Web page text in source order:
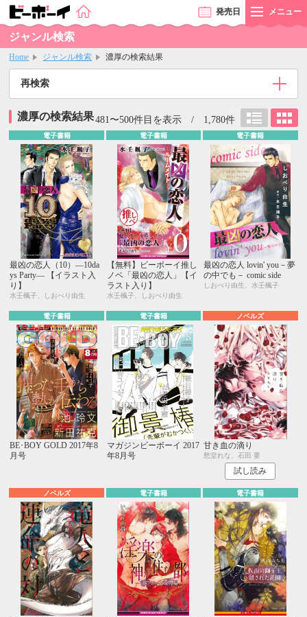
発売日 メニュー
ジャンル検索
Home ジャンル検索 濃厚の検索結果
再検索
濃厚の検索結果481〜500件目を表示 / 1,780件
電子書籍
最凶の恋人（10）―10da
ys Party― 【イラスト入
り】
水壬楓子、しおべり由生
電子書籍
【無料】ビーボーイ推し
ノベ「最凶の恋人」【イ
ラスト入り】
水壬楓子、しおべり由生
電子書籍
最凶の恋人 lovin' you－夢
の中でも－ comic side
しおべり由生、水壬楓子
電子書籍
BE･BOY GOLD 2017年8
月号
電子書籍
マガジンビーボーイ 2017
年8月号
ノベルズ
甘き血の滴り
愁堂れな、石田 要
試し読み
ノベルズ 電子書籍 電子書籍